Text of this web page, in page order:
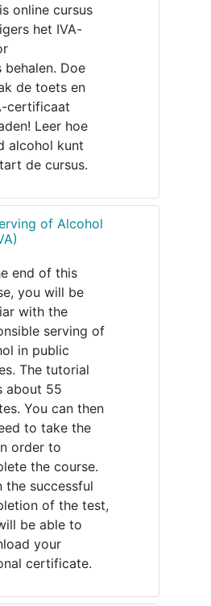
online cursus
het IVA-
Doe
de toets en
certificaat
Leer hoe
alcohol kunt
de cursus.
of Alcohol
end of this
you will be
with the
serving of
in public
The tutorial
about 55
You can then
to take the
order to
the course.
the successful
of the test,
be able to
your
certificate.